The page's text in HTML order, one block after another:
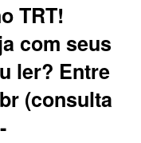
TRT!
com seus
ler? Entre
(consulta